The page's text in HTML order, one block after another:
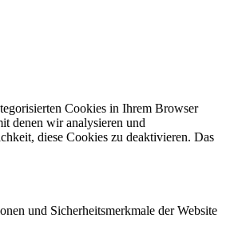
Cookies in Ihrem Browser
denen wir analysieren und
diese Cookies zu deaktivieren. Das
und Sicherheitsmerkmale der Website